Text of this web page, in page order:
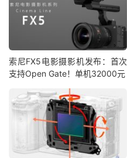
索尼FX5电影摄影机发布：首次
支持Open Gate！单机32000元